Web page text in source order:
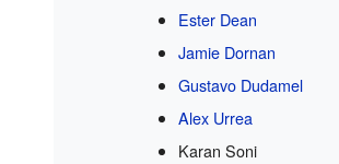
Ester Dean
Jamie Dornan
Gustavo Dudamel
Alex Urrea
Karan Soni